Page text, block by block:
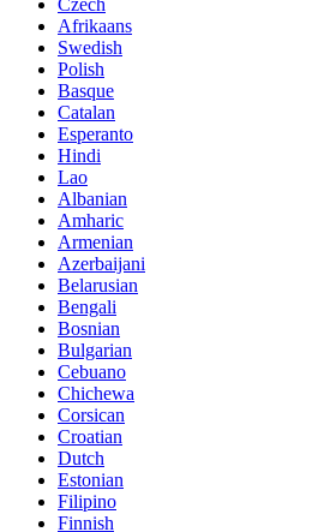
Swedish
Polish
Basque
Catalan
Esperanto
Hindi
Lao
Albanian
Amharic
Armenian
Azerbaijani
Belarusian
Bengali
Bosnian
Bulgarian
Cebuano
Chichewa
Corsican
Croatian
Dutch
Estonian
Filipino
Finnish
Frisian